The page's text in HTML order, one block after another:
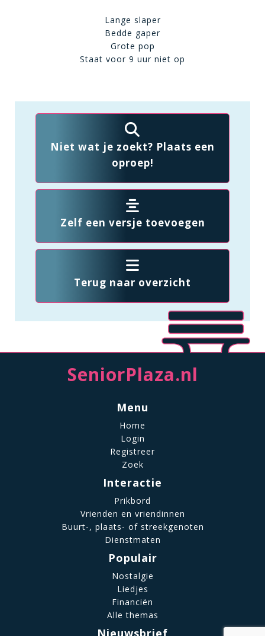
Lange slaper
Bedde gaper
Grote pop
Staat voor 9 uur niet op
Niet wat je zoekt? Plaats een
oproep!
Zelf een versje toevoegen
Terug naar overzicht
SeniorPlaza.nl
Menu
Home
Login
Registreer
Zoek
Interactie
Prikbord
Vrienden en vriendinnen
Buurt-, plaats- of streekgenoten
Dienstmaten
Populair
Nostalgie
Liedjes
Financiën
Alle themas
Nieuwsbrief